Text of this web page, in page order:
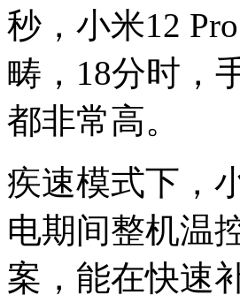
秒，小米12
畴，18分时，
都非常高。
疾速模式下，
电期间整机温
案，能在快速